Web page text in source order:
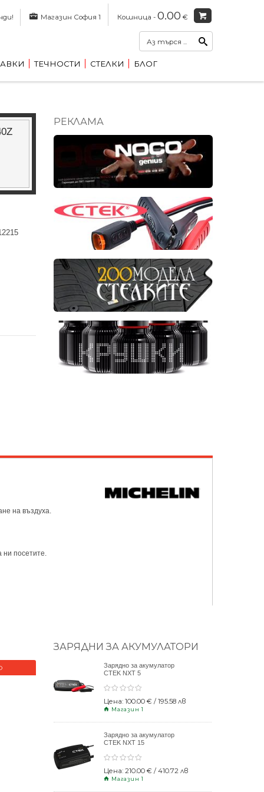
Магазин София 1 Кошница - 0.00 €
ТЕЧНОСТИ СТЕЛКИ БЛОГ
РЕКЛАМА
на въздуха.
посетите.
НОВО
ЗАРЯДНИ ЗА АКУМУЛАТОРИ
Зарядно за акумулатор
CTEK NXT 5
Цена: 100.00 € / 195.58 лв
Магазин 1
Зарядно за акумулатор
CTEK NXT 15
Цена: 210.00 € / 410.72 лв
Магазин 1